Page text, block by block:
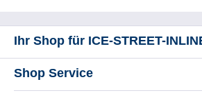
Ihr Shop für ICE-STREET-
Shop Service